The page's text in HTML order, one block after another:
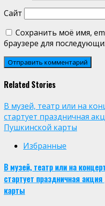
Сайт
Сохранить моё имя,
браузере для
Related Stories
В музей, театр или на
стартует праздничная
Пушкинской карты
Избранные
В музей, театр или на
стартует праздничная
карты